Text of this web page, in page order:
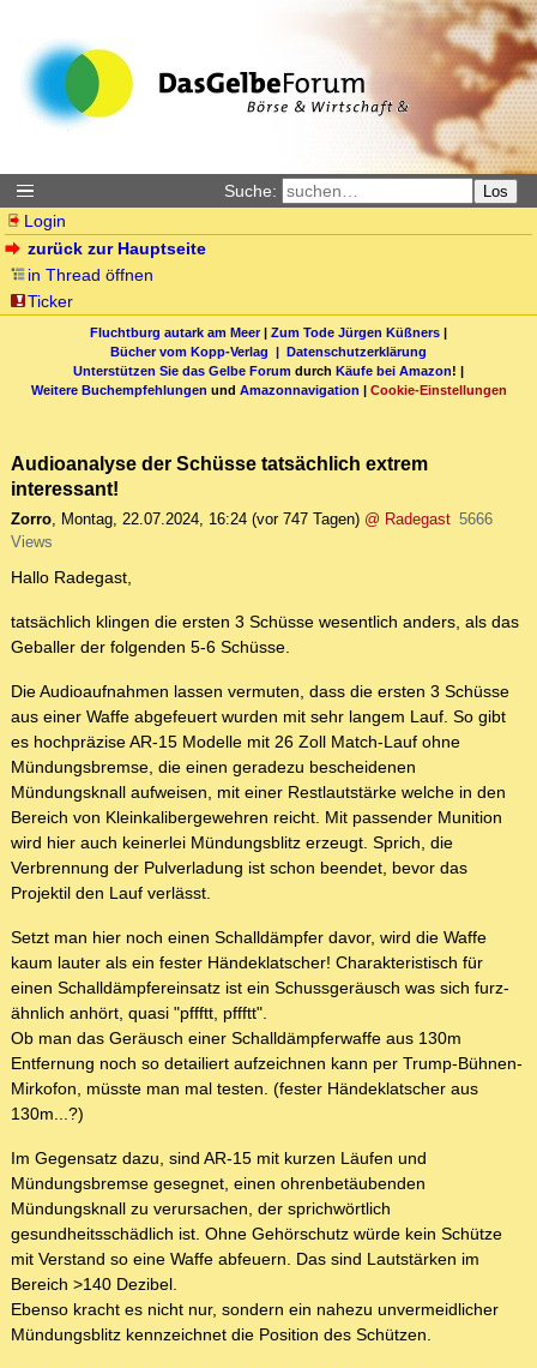
Suche: Los
Login
zurück zur Hauptseite
in Thread öffnen
Ticker
Fluchtburg autark am Meer| Zum Tode Jürgen Küßners |
Bücher vom Kopp-Verlag | Datenschutzerklärung
Unterstützen Sie das Gelbe Forum durch Käufe bei Amazon! |
Weitere Buchempfehlungen und Amazonnavigation | Cookie-Einstellungen
Audioanalyse der Schüsse tatsächlich extrem
interessant!
Zorro, Montag, 22.07.2024, 16:24 (vor 747 Tagen) @ Radegast 5666
Views
Hallo Radegast,
tatsächlich klingen die ersten 3 Schüsse wesentlich anders, als das
Geballer der folgenden 5-6 Schüsse.
Die Audioaufnahmen lassen vermuten, dass die ersten 3 Schüsse
aus einer Waffe abgefeuert wurden mit sehr langem Lauf. So gibt
es hochpräzise AR-15 Modelle mit 26 Zoll Match-Lauf ohne
Mündungsbremse, die einen geradezu bescheidenen
Mündungsknall aufweisen, mit einer Restlautstärke welche in den
Bereich von Kleinkalibergewehren reicht. Mit passender Munition
wird hier auch keinerlei Mündungsblitz erzeugt. Sprich, die
Verbrennung der Pulverladung ist schon beendet, bevor das
Projektil den Lauf verlässt.
Setzt man hier noch einen Schalldämpfer davor, wird die Waffe
kaum lauter als ein fester Händeklatscher! Charakteristisch für
einen Schalldämpfereinsatz ist ein Schussgeräusch was sich furz-
ähnlich anhört, quasi "pffftt, pffftt".
Ob man das Geräusch einer Schalldämpferwaffe aus 130m
Entfernung noch so detailiert aufzeichnen kann per Trump-Bühnen-
Mirkofon, müsste man mal testen. (fester Händeklatscher aus
130m...?)
Im Gegensatz dazu, sind AR-15 mit kurzen Läufen und
Mündungsbremse gesegnet, einen ohrenbetäubenden
Mündungsknall zu verursachen, der sprichwörtlich
gesundheitsschädlich ist. Ohne Gehörschutz würde kein Schütze
mit Verstand so eine Waffe abfeuern. Das sind Lautstärken im
Bereich >140 Dezibel.
Ebenso kracht es nicht nur, sondern ein nahezu unvermeidlicher
Mündungsblitz kennzeichnet die Position des Schützen.